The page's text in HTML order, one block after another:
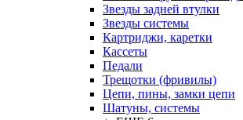
Звезды задней втулки
Звезды системы
Картриджи, каретки
Кассеты
Педали
Трещотки (фривилы)
Цепи, пины, замки цепи
Шатуны, системы